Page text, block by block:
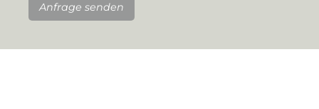
Anfrage senden